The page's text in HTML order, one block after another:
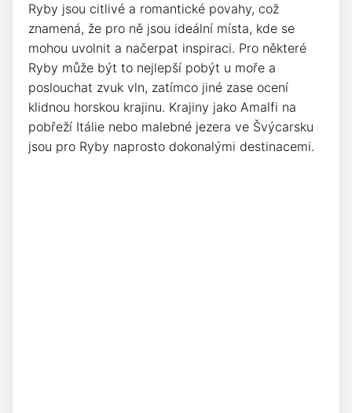
Ryby jsou citlivé a romantické povahy, což
znamená, že pro ně jsou ideální místa, kde se
mohou uvolnit a načerpat inspiraci. Pro některé
Ryby může být to nejlepší pobýt u moře a
poslouchat zvuk vln, zatímco jiné zase ocení
klidnou horskou krajinu. Krajiny jako Amalfi na
pobřeží Itálie nebo malebné jezera ve Švýcarsku
jsou pro Ryby naprosto dokonalými destinacemi.